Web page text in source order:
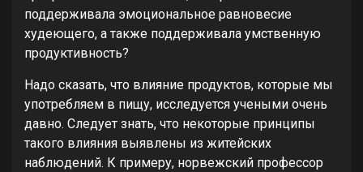
поддерживала эмоциональное равновесие
худеющего, а также поддерживала умственную
продуктивность?
Надо сказать, что влияние продуктов, которые мы
употребляем в пищу, исследуется учеными очень
давно. Следует знать, что некоторые принципы
такого влияния выявлены из житейских
наблюдений. К примеру, норвежский профессор